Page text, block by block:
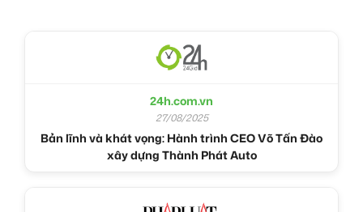
24h.com.vn
27/08/2025
Bản lĩnh và khát vọng: Hành trình CEO Võ Tấn Đào
xây dựng Thành Phát Auto